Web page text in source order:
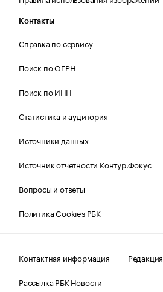
Контакты
Справка по сервису
Поиск по ОГРН
Поиск по ИНН
Статистика и аудитория
Источники данных
Источник отчетности Контур.Фокус
Вопросы и ответы
Политика Cookies РБК
Контактная информация
Редакция
Рассылка РБК Новости